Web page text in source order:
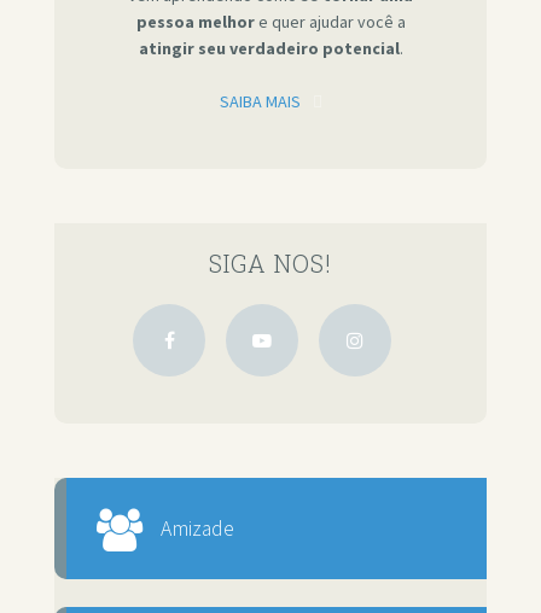
pessoa melhore quer ajudar você a
atingir seu verdadeiro potencial.
SAIBA MAIS
SIGA NOS!
Amizade